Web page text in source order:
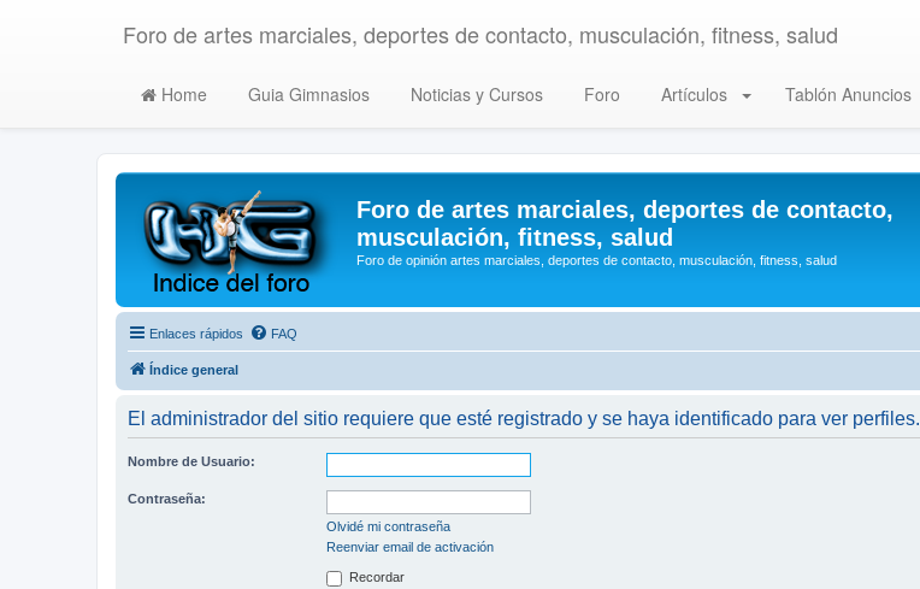
Foro de artes marciales, deportes de contacto, musculación, fitness, salud
Home Guia Gimnasios Noticias y Cursos Foro Artículos Tablón Anuncios
Foro de artes marciales, deportes de contacto,
musculación, fitness, salud
Foro de opinión artes marciales, deportes de contacto, musculación, fitness, salud
Enlaces rápidos FAQ
Índice general
El administrador del sitio requiere que esté registrado y se haya identificado para ver perfiles.
Nombre de Usuario:
Contraseña:
Olvidé mi contraseña
Reenviar email de activación
Recordar